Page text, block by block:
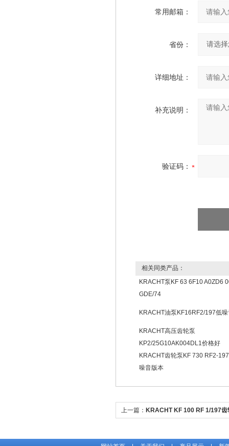
常用邮箱：
省份：
详细地址：
补充说明：
验证码：
相关同类产品：
KRACHT泵KF 63 6F10 A0ZD6
GDE/74
KRACHT油泵KF16RF2/197低
KRACHT高压齿轮泵
KP2/25G10AK004DL1价格好
KRACHT齿轮泵KF 730 RF2-
噪音版本
上一篇： KRACHT KF 100 RF 1/197齿